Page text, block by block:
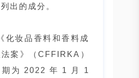
出的成分。
化妆品香料和香料成
案》（CFFIRKA）
期为 2022 年 1 月 1